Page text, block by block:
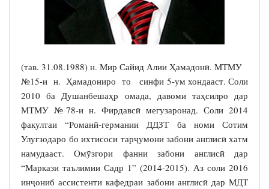
(тав. 31.08.1988) н. Мир Сайид Алии Ҳамадонӣ. МТМУ
№15-и н. Ҳамадониро то синфи 5-ум хондааст. Соли
2010 ба Душанбешаҳр омада, давоми таҳсилро дар
МТМУ №78-и н. Фирдавсӣ мегузаронад. Соли 2014
факултаи “Романӣ-германии ДДЗТ ба номи Сотим
Улуғзодаро бо ихтисоси тарҷумони забони англисӣ хатм
намудааст. Омӯзгори фанни забони англисӣ дар
“Маркази таълимии Садр 1” (2014-2015). Аз соли 2016
инҷониб ассистенти кафедраи забони англисӣ дар МДТ